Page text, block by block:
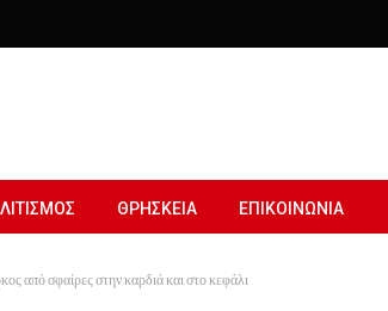
ΘΡΗΣΚΕΙΑ ΕΠΙΚΟΙΝΩΝΙΑ
από σφαίρες στην καρδιά και στο κεφάλι